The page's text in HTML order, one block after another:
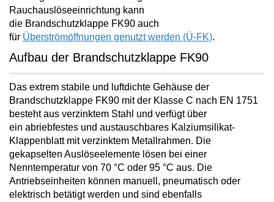
Rauchauslöseeinrichtung kann
die Brandschutzklappe FK90 auch
für Überströmöffnungen genutzt werden (Ü-FK).
Aufbau der Brandschutzklappe FK90
Das extrem stabile und luftdichte Gehäuse der
Brandschutzklappe FK90 mit der Klasse C nach EN 1751
besteht aus verzinktem Stahl und verfügt über
ein abriebfestes und austauschbares Kalziumsilikat-
Klappenblatt mit verzinktem Metallrahmen. Die
gekapselten Auslöseelemente lösen bei einer
Nenntemperatur von 70 °C oder 95 °C aus. Die
Antriebseinheiten können manuell, pneumatisch oder
elektrisch betätigt werden und sind ebenfalls